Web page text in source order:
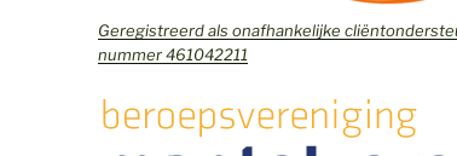
Geregistreerd als onafhankelijke
nummer 461042211